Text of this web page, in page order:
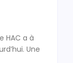
HAC a à
Une